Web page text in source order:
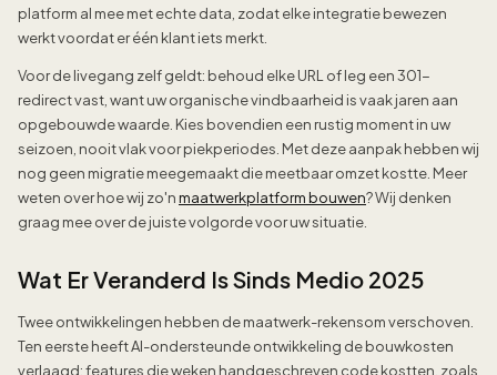
platform al mee met echte data, zodat elke integratie bewezen
werkt voordat er één klant iets merkt.
Voor de livegang zelf geldt: behoud elke URL of leg een 301-
redirect vast, want uw organische vindbaarheid is vaak jaren aan
opgebouwde waarde. Kies bovendien een rustig moment in uw
seizoen, nooit vlak voor piekperiodes. Met deze aanpak hebben wij
nog geen migratie meegemaakt die meetbaar omzet kostte. Meer
weten over hoe wij zo'nmaatwerkplatform bouwen? Wij denken
graag mee over de juiste volgorde voor uw situatie.
Wat Er Veranderd Is Sinds Medio 2025
Twee ontwikkelingen hebben de maatwerk-rekensom verschoven.
Ten eerste heeft AI-ondersteunde ontwikkeling de bouwkosten
verlaagd: features die weken handgeschreven code kostten, zoals